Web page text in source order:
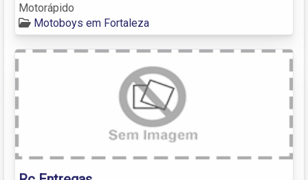
Motorápido
Motoboys em Fortaleza